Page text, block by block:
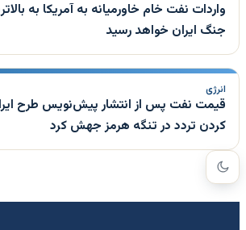
واردات نفت خام خاورمیانه به آمریکا به
جنگ ایران خواهد رسید
انرژی
قیمت نفت پس از انتشار پیش‌نویس طرح
کردن تردد در تنگه هرمز جهش کرد